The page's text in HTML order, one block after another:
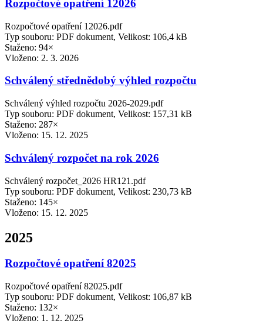
Rozpočtové opatření 12026
Rozpočtové opatření 12026.pdf
Typ souboru: PDF dokument, Velikost: 106,4 kB
Staženo: 94×
Vloženo: 2. 3. 2026
Schválený střednědobý výhled rozpočtu
Schválený výhled rozpočtu 2026-2029.pdf
Typ souboru: PDF dokument, Velikost: 157,31 kB
Staženo: 287×
Vloženo: 15. 12. 2025
Schválený rozpočet na rok 2026
Schválený rozpočet_2026 HR121.pdf
Typ souboru: PDF dokument, Velikost: 230,73 kB
Staženo: 145×
Vloženo: 15. 12. 2025
2025
Rozpočtové opatření 82025
Rozpočtové opatření 82025.pdf
Typ souboru: PDF dokument, Velikost: 106,87 kB
Staženo: 132×
Vloženo: 1. 12. 2025